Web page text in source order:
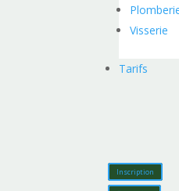
Visserie
Tarifs
Inscription